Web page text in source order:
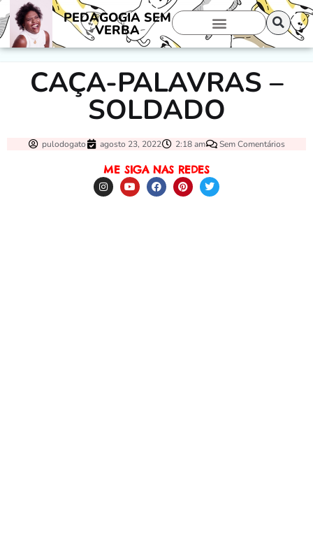
PEDAGOGIA SEM
VERBA
CAÇA-PALAVRAS –
SOLDADO
pulodogato agosto 23, 2022 2:18 am Sem Comentários
ME SIGA NAS REDES